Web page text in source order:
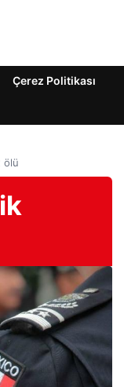
Çerez Politikası
ölü